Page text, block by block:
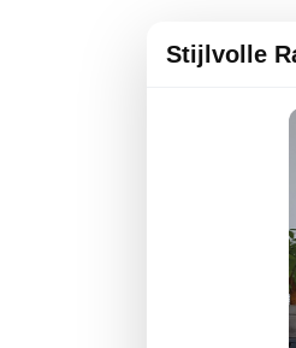
Stijlvolle